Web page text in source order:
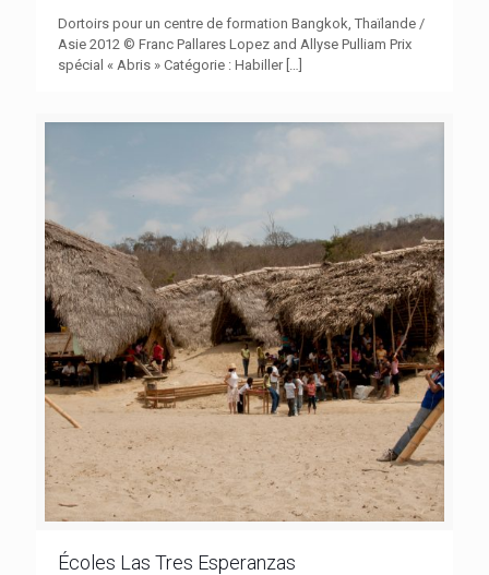
Dortoirs pour un centre de formation Bangkok, Thaïlande /
Asie 2012 © Franc Pallares Lopez and Allyse Pulliam Prix
spécial « Abris » Catégorie : Habiller[…]
Écoles Las Tres Esperanzas